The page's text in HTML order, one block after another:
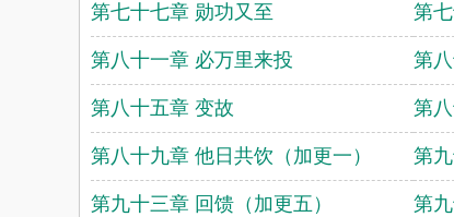
第七十七章 勋功又至 第
第八十一章 必万里来投 第
第八十五章 变故 第
第八十九章 他日共饮（加更一） 第
第九十三章 回馈（加更五） 第